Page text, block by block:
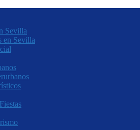
Sevilla
en Sevilla